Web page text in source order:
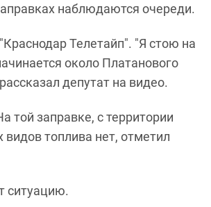
наблюдаются очереди.
Телетайп". "Я стою на
около Платанового
депутат на видео.
той заправке, с территории
топлива нет, отметил
ситуацию.